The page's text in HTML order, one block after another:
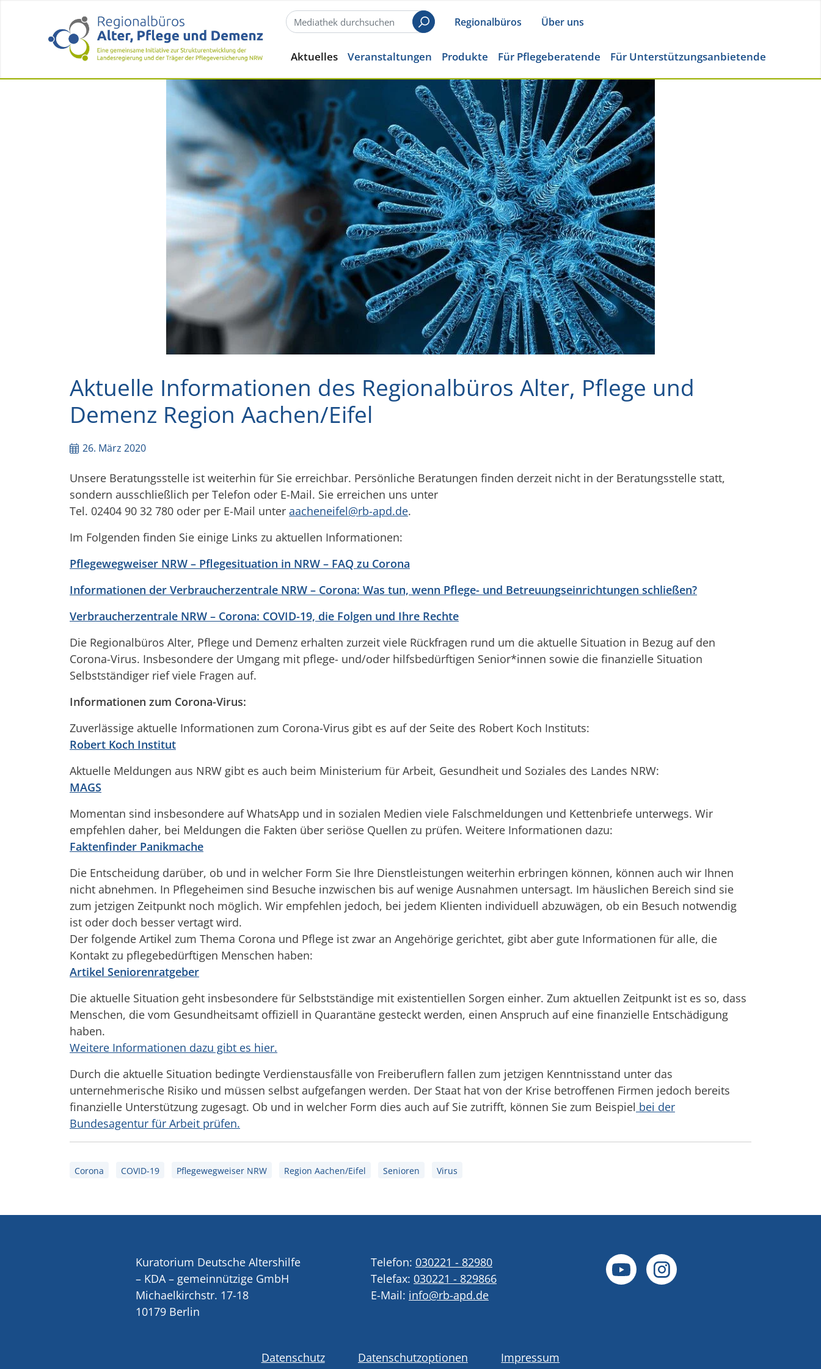
SuchenRegionalbüros Über uns
Aktuelles Veranstaltungen Produkte Für Pflegeberatende Für Unterstützungsanbietende
Aktuelle Informationen des Regionalbüros Alter, Pflege und
Demenz Region Aachen/Eifel
26. März 2020
Unsere Beratungsstelle ist weiterhin für Sie erreichbar. Persönliche Beratungen finden derzeit nicht in der Beratungsstelle statt,
sondern ausschließlich per Telefon oder E-Mail. Sie erreichen uns unter
Tel. 02404 90 32 780 oder per E-Mail unter aacheneifel@rb-apd.de.
Im Folgenden finden Sie einige Links zu aktuellen Informationen:
Pflegewegweiser NRW – Pflegesituation in NRW – FAQ zu Corona
Informationen der Verbraucherzentrale NRW – Corona: Was tun, wenn Pflege- und Betreuungseinrichtungen schließen?
Verbraucherzentrale NRW – Corona: COVID-19, die Folgen und Ihre Rechte
Die Regionalbüros Alter, Pflege und Demenz erhalten zurzeit viele Rückfragen rund um die aktuelle Situation in Bezug auf den
Corona-Virus. Insbesondere der Umgang mit pflege- und/oder hilfsbedürftigen Senior*innen sowie die finanzielle Situation
Selbstständiger rief viele Fragen auf.
Informationen zum Corona-Virus:
Zuverlässige aktuelle Informationen zum Corona-Virus gibt es auf der Seite des Robert Koch Instituts:
Robert Koch Institut
Aktuelle Meldungen aus NRW gibt es auch beim Ministerium für Arbeit, Gesundheit und Soziales des Landes NRW:
MAGS
Momentan sind insbesondere auf WhatsApp und in sozialen Medien viele Falschmeldungen und Kettenbriefe unterwegs. Wir
empfehlen daher, bei Meldungen die Fakten über seriöse Quellen zu prüfen. Weitere Informationen dazu:
Faktenfinder Panikmache
Die Entscheidung darüber, ob und in welcher Form Sie Ihre Dienstleistungen weiterhin erbringen können, können auch wir Ihnen
nicht abnehmen. In Pflegeheimen sind Besuche inzwischen bis auf wenige Ausnahmen untersagt. Im häuslichen Bereich sind sie
zum jetzigen Zeitpunkt noch möglich. Wir empfehlen jedoch, bei jedem Klienten individuell abzuwägen, ob ein Besuch notwendig
ist oder doch besser vertagt wird.
Der folgende Artikel zum Thema Corona und Pflege ist zwar an Angehörige gerichtet, gibt aber gute Informationen für alle, die
Kontakt zu pflegebedürftigen Menschen haben:
Artikel Seniorenratgeber
Die aktuelle Situation geht insbesondere für Selbstständige mit existentiellen Sorgen einher. Zum aktuellen Zeitpunkt ist es so, dass
Menschen, die vom Gesundheitsamt offiziell in Quarantäne gesteckt werden, einen Anspruch auf eine finanzielle Entschädigung
haben.
Weitere Informationen dazu gibt es hier.
Durch die aktuelle Situation bedingte Verdienstausfälle von Freiberuflern fallen zum jetzigen Kenntnisstand unter das
unternehmerische Risiko und müssen selbst aufgefangen werden. Der Staat hat von der Krise betroffenen Firmen jedoch bereits
finanzielle Unterstützung zugesagt. Ob und in welcher Form dies auch auf Sie zutrifft, können Sie zum Beispiel bei der
Bundesagentur für Arbeit prüfen.
Corona COVID-19 Pflegewegweiser NRW Region Aachen/Eifel Senioren Virus
Kuratorium Deutsche Altershilfe
– KDA – gemeinnützige GmbH
Michaelkirchstr. 17-18
10179 Berlin
Telefon: 030221 - 82980
Telefax: 030221 - 829866
E-Mail: info@rb-apd.de
Datenschutz Datenschutzoptionen Impressum